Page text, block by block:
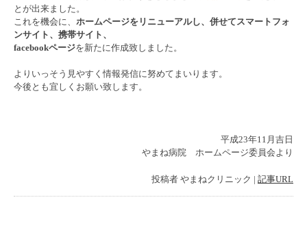
とが出来ました。
これを機会に、 ホームページをリニューアルし、併せてスマートフォ
ンサイト、携帯サイト、
facebookページを新たに作成致しました。
よりいっそう見やすく情報発信に努めてまいります。
今後とも宜しくお願い致します。
平成23年11月吉日
やまね病院 ホームページ委員会より
投稿者 やまねクリニック | 記事URL